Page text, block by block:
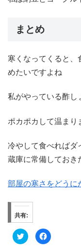
まとめ
寒くなってくると、
めたいですよね
私がやっている酢し
ポカポカして温まり
冷やして食べればダ
蔵庫に常備しておき
部屋の寒さをどうに
共有:
ク
リ
F
a